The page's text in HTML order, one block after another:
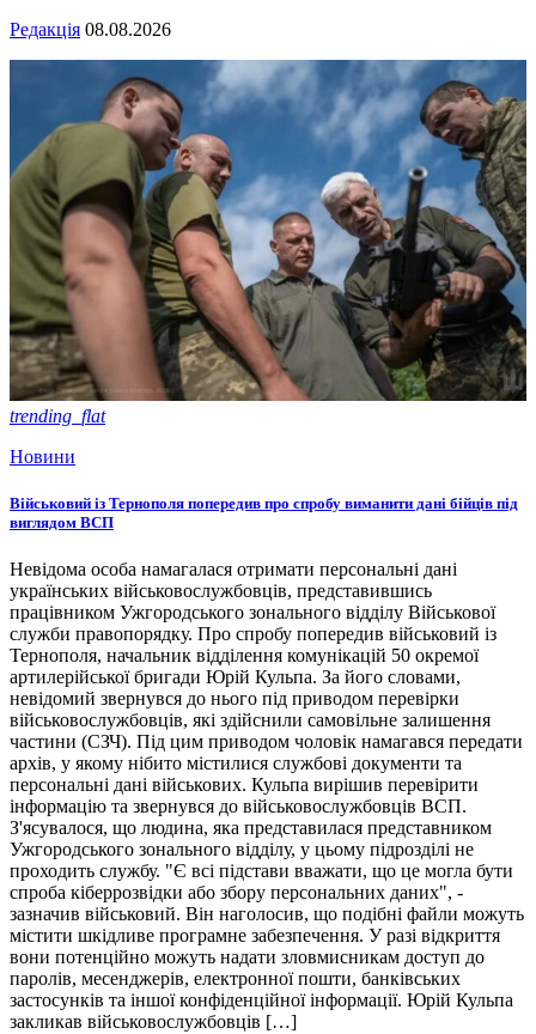
Редакція 08.08.2026
trending_flat
Новини
Військовий із Тернополя попередив про спробу виманити дані бійців під
виглядом ВСП
Невідома особа намагалася отримати персональні дані
українських військовослужбовців, представившись
працівником Ужгородського зонального відділу Військової
служби правопорядку. Про спробу попередив військовий із
Тернополя, начальник відділення комунікацій 50 окремої
артилерійської бригади Юрій Кульпа. За його словами,
невідомий звернувся до нього під приводом перевірки
військовослужбовців, які здійснили самовільне залишення
частини (СЗЧ). Під цим приводом чоловік намагався передати
архів, у якому нібито містилися службові документи та
персональні дані військових. Кульпа вирішив перевірити
інформацію та звернувся до військовослужбовців ВСП.
З'ясувалося, що людина, яка представилася представником
Ужгородського зонального відділу, у цьому підрозділі не
проходить службу. "Є всі підстави вважати, що це могла бути
спроба кіберрозвідки або збору персональних даних", -
зазначив військовий. Він наголосив, що подібні файли можуть
містити шкідливе програмне забезпечення. У разі відкриття
вони потенційно можуть надати зловмисникам доступ до
паролів, месенджерів, електронної пошти, банківських
застосунків та іншої конфіденційної інформації. Юрій Кульпа
закликав військовослужбовців […]